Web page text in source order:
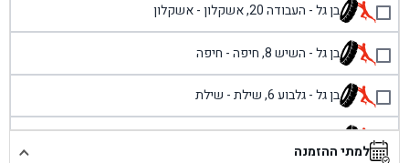
בן גל - העבודה 20, אשקלון - אשקלון
בן גל - השיש 8, חיפה - חיפה
בן גל - גלבוע 6, שילת - שילת
בן גל - פוריידיס, כניסה צפונית מול כביש 4 - פרדיס
למתי ההזמנה